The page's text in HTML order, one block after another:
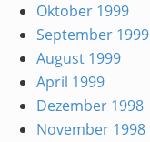
Oktober 1999
September 1999
August 1999
April 1999
Dezember 1998
November 1998